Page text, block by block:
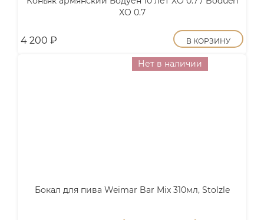
XO 0.7
4 200 ₽ В КОРЗИНУ
Нет в наличии
Бокал для пива Weimar Bar Mix 310мл, Stolzle